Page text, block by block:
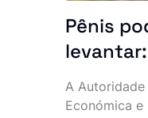
Pênis
levantar:
de
A
Económica e